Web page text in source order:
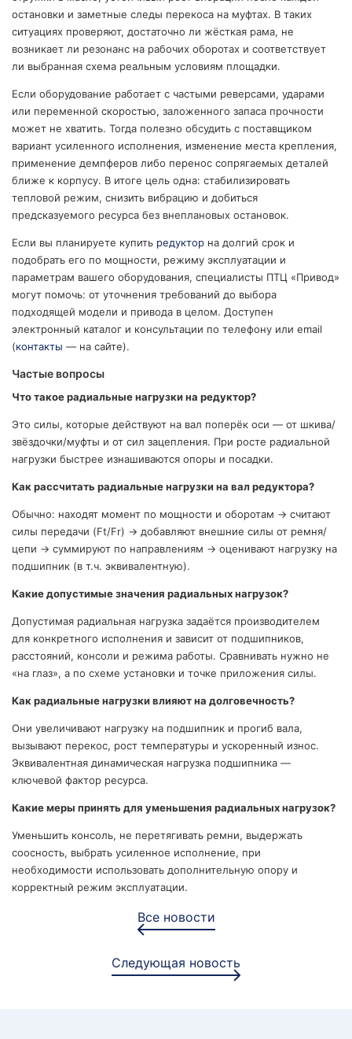
остановки и заметные следы перекоса на муфтах. В таких
ситуациях проверяют, достаточно ли жёсткая рама, не
возникает ли резонанс на рабочих оборотах и соответствует
ли выбранная схема реальным условиям площадки.
Если оборудование работает с частыми реверсами, ударами
или переменной скоростью, заложенного запаса прочности
может не хватить. Тогда полезно обсудить с поставщиком
вариант усиленного исполнения, изменение места крепления,
применение демпферов либо перенос сопрягаемых деталей
ближе к корпусу. В итоге цель одна: стабилизировать
тепловой режим, снизить вибрацию и добиться
предсказуемого ресурса без внеплановых остановок.
Если вы планируете купить редуктор на долгий срок и
подобрать его по мощности, режиму эксплуатации и
параметрам вашего оборудования, специалисты ПТЦ «Привод»
могут помочь: от уточнения требований до выбора
подходящей модели и привода в целом. Доступен
электронный каталог и консультации по телефону или email
(контакты — на сайте).
Частые вопросы
Что такое радиальные нагрузки на редуктор?
Это силы, которые действуют на вал поперёк оси — от шкива/
звёздочки/муфты и от сил зацепления. При росте радиальной
нагрузки быстрее изнашиваются опоры и посадки.
Как рассчитать радиальные нагрузки на вал редуктора?
Обычно: находят момент по мощности и оборотам → считают
силы передачи (Ft/Fr) → добавляют внешние силы от ремня/
цепи → суммируют по направлениям → оценивают нагрузку на
подшипник (в т.ч. эквивалентную).
Какие допустимые значения радиальных нагрузок?
Допустимая радиальная нагрузка задаётся производителем
для конкретного исполнения и зависит от подшипников,
расстояний, консоли и режима работы. Сравнивать нужно не
«на глаз», а по схеме установки и точке приложения силы.
Как радиальные нагрузки влияют на долговечность?
Они увеличивают нагрузку на подшипник и прогиб вала,
вызывают перекос, рост температуры и ускоренный износ.
Эквивалентная динамическая нагрузка подшипника —
ключевой фактор ресурса.
Какие меры принять для уменьшения радиальных нагрузок?
Уменьшить консоль, не перетягивать ремни, выдержать
соосность, выбрать усиленное исполнение, при
необходимости использовать дополнительную опору и
корректный режим эксплуатации.
Все новости
Следующая новость